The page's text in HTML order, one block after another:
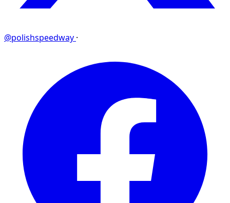
@polishspeedway ·